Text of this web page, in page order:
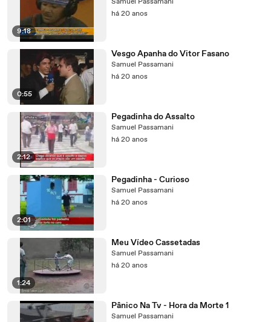
9:18
há 20 anos
0:55
Vesgo Apanha do Vitor Fasano
Samuel Passamani
há 20 anos
2:12
Pegadinha do Assalto
Samuel Passamani
há 20 anos
2:01
Pegadinha - Curioso
Samuel Passamani
há 20 anos
1:24
Meu Vídeo Cassetadas
Samuel Passamani
há 20 anos
Pânico Na Tv - Hora da Morte 1
Samuel Passamani